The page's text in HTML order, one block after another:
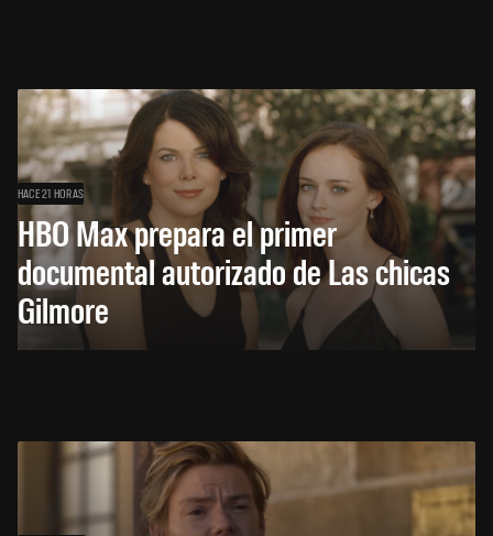
HACE 21 HORAS
HBO Max prepara el primer
documental autorizado de Las chicas
Gilmore